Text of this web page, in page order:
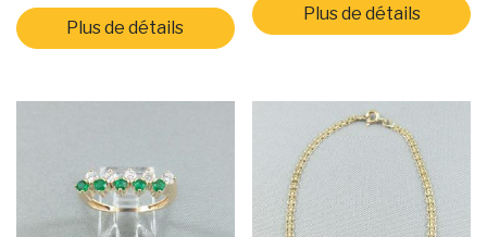
Plus de détails
Plus de détails